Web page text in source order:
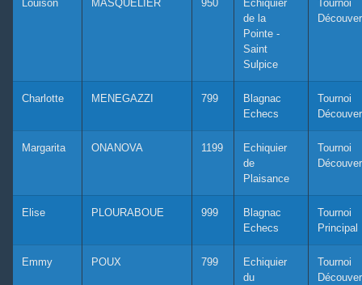
Louison MASQUELIER 950
Echiquier
de la
Pointe -
Saint
Sulpice
Tournoi
Charlotte MENEGAZZI 799
Blagnac
Echecs
Tournoi
Margarita ONANOVA 1199
Echiquier
de
Plaisance
Tournoi
Elise PLOURABOUE 999
Blagnac
Echecs
Tournoi
Principal
Emmy POUX 799
Echiquier
du
Tournoi